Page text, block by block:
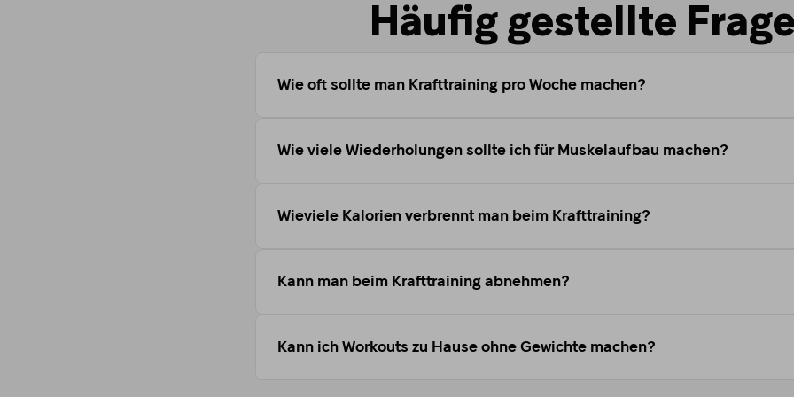
Häufig gestellte
Wie oft sollte man Krafttraining pro Woche machen?
Wie viele Wiederholungen sollte ich für Muskelaufbau machen?
Wieviele Kalorien verbrennt man beim Krafttraining?
Kann man beim Krafttraining abnehmen?
Kann ich Workouts zu Hause ohne Gewichte machen?